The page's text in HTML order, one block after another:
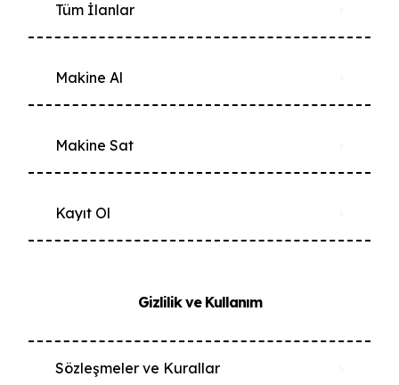
Tüm İlanlar
Makine Al
Makine Sat
Kayıt Ol
Gizlilik ve Kullanım
Sözleşmeler ve Kurallar